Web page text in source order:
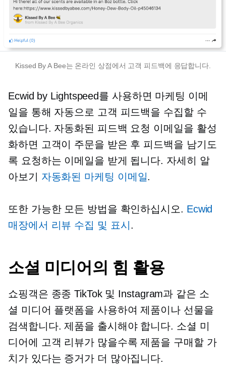
Kissed By A Bee는 온라인 상점에서 고객 피드백에 응답합니다.
Ecwid by Lightspeed를 사용하면 마케팅 이메
일을 통해 자동으로 고객 피드백을 수집할 수
있습니다. 자동화된 피드백 요청 이메일을 활성
화하면 고객이 주문을 받은 후 피드백을 남기도
록 요청하는 이메일을 받게 됩니다. 자세히 알
아보기 자동화된 마케팅 이메일.
또한 가능한 모든 방법을 확인하십시오. Ecwid
매장에서 리뷰 수집 및 표시.
소셜 미디어의 힘 활용
쇼핑객은 종종 TikTok 및 Instagram과 같은 소
셜 미디어 플랫폼을 사용하여 제품이나 선물을
검색합니다. 제품을 출시해야 합니다. 소셜 미
디어에 고객 리뷰가 많을수록 제품을 구매할 가
치가 있다는 증거가 더 많아집니다.